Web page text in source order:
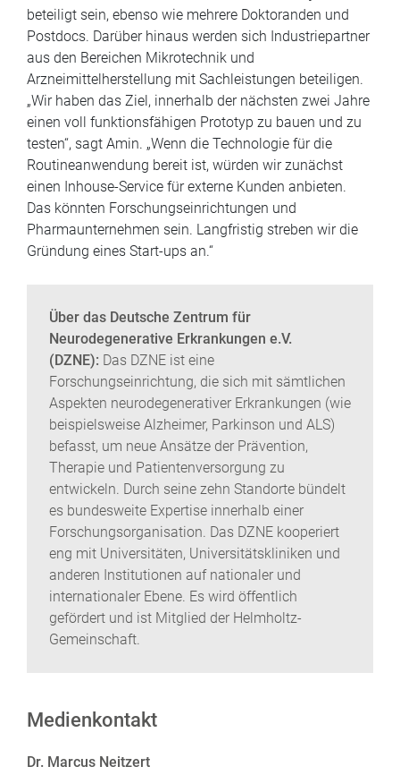
wissenschaftlichen Beratern wird an dem Projekt
beteiligt sein, ebenso wie mehrere Doktoranden und
Postdocs. Darüber hinaus werden sich Industriepartner
aus den Bereichen Mikrotechnik und
Arzneimittelherstellung mit Sachleistungen beteiligen.
„Wir haben das Ziel, innerhalb der nächsten zwei Jahre
einen voll funktionsfähigen Prototyp zu bauen und zu
testen“, sagt Amin. „Wenn die Technologie für die
Routineanwendung bereit ist, würden wir zunächst
einen Inhouse-Service für externe Kunden anbieten.
Das könnten Forschungseinrichtungen und
Pharmaunternehmen sein. Langfristig streben wir die
Über das Deutsche Zentrum für
Neurodegenerative Erkrankungen e.V.
(DZNE):Das DZNE ist eine
Forschungseinrichtung, die sich mit sämtlichen
Aspekten neurodegenerativer Erkrankungen (wie
beispielsweise Alzheimer, Parkinson und ALS)
befasst, um neue Ansätze der Prävention,
Therapie und Patientenversorgung zu
entwickeln. Durch seine zehn Standorte bündelt
es bundesweite Expertise innerhalb einer
Forschungsorganisation. Das DZNE kooperiert
eng mit Universitäten, Universitätskliniken und
anderen Institutionen auf nationaler und
internationaler Ebene. Es wird öffentlich
gefördert und ist Mitglied der Helmholtz-